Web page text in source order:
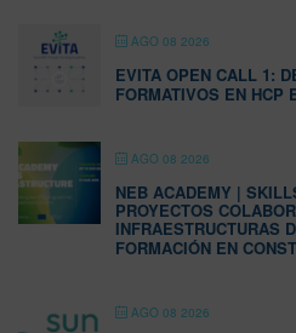
AGO 08 2026
EVITA OPEN CALL 1:
FORMATIVOS EN HCP
AGO 08 2026
NEB ACADEMY |
PROYECTOS
INFRAESTRUCTURAS
FORMACIÓN EN
AGO 08 2026